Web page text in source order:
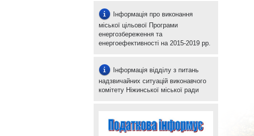
Інформація про виконання
міської цільової Програми
енергозбереження та
енергоефективності на 2015-2019 рр.
Інформація відділу з питань
надзвичайних ситуацій виконавчого
комітету Ніжинської міської ради